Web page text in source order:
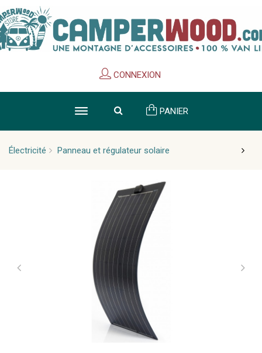
CONNEXION
PANIER
Électricité Panneau et régulateur solaire
Cookies management panel